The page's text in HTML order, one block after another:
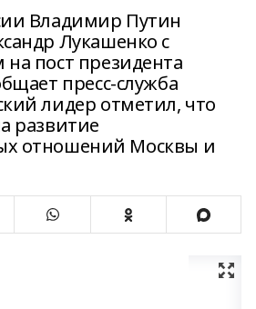
Владимир Путин
Лукашенко с
пост президента
пресс-служба
лидер отметил, что
развитие
отношений Москвы и